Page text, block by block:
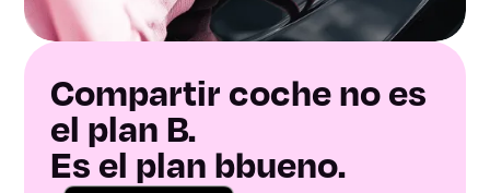
Compartir coche no es
el plan B.
Es el plan bbueno.